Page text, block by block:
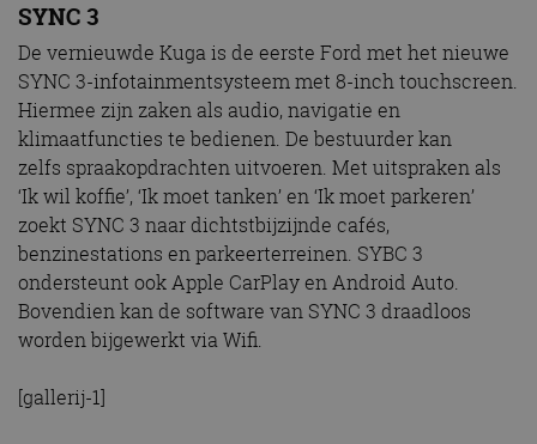
SYNC 3
De vernieuwde Kuga is de eerste Ford met het nieuwe
SYNC 3-infotainmentsysteem met 8-inch touchscreen.
Hiermee zijn zaken als audio, navigatie en
klimaatfuncties te bedienen. De bestuurder kan
zelfs spraakopdrachten uitvoeren. Met uitspraken als
‘Ik wil koffie’, ‘Ik moet tanken’ en ‘Ik moet parkeren’
zoekt SYNC 3 naar dichtstbijzijnde cafés,
benzinestations en parkeerterreinen. SYBC 3
ondersteunt ook Apple CarPlay en Android Auto.
Bovendien kan de software van SYNC 3 draadloos
worden bijgewerkt via Wifi.
[gallerij-1]